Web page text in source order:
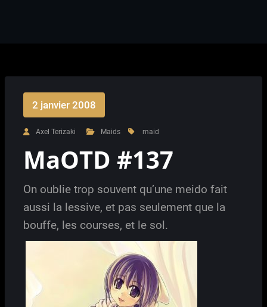
2 janvier 2008
Axel Terizaki Maids maid
MaOTD #137
On oublie trop souvent qu’une meido fait
aussi la lessive, et pas seulement que la
bouffe, les courses, et le sol.